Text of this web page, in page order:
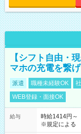
【シフト自由・
マホの充電を繋げ
派遣 職種未経験OK
WEB登録・面接OK
給与
時給1414円
※規定による